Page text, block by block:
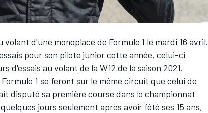
volant d'une monoplace de Formule 1 le mardi 16 avril.
pour son pilote junior cette année, celui-ci
d'essais au volant de la W12 de la saison 2021.
1 se feront sur le même circuit que celui de
disputé sa première course dans le championnat
jours seulement après avoir fêté ses 15 ans,